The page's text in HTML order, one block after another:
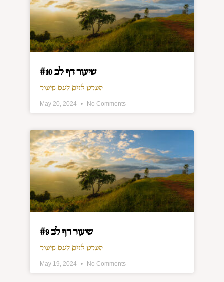
שיעור דף לב #10
הערט אויס דעם שיעור
May 20, 2024 No Comments
שיעור דף לב #9
הערט אויס דעם שיעור
May 19, 2024 No Comments